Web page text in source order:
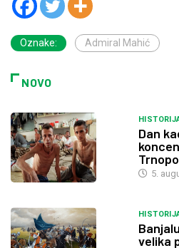
Oznake: Admiral Mahić
NOVO
Dan
5.
velika